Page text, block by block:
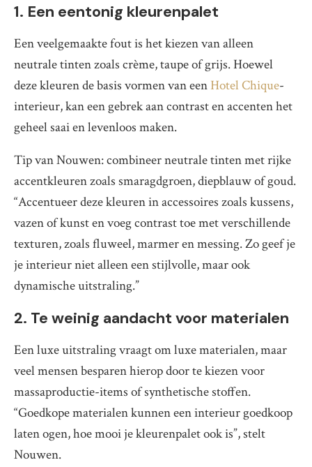
1. Een eentonig kleurenpalet
Een veelgemaakte fout is het kiezen van alleen
neutrale tinten zoals crème, taupe of grijs. Hoewel
deze kleuren de basis vormen van een Hotel Chique-
interieur, kan een gebrek aan contrast en accenten het
geheel saai en levenloos maken.
Tip van Nouwen: combineer neutrale tinten met rijke
accentkleuren zoals smaragdgroen, diepblauw of goud.
“Accentueer deze kleuren in accessoires zoals kussens,
vazen of kunst en voeg contrast toe met verschillende
texturen, zoals fluweel, marmer en messing. Zo geef je
je interieur niet alleen een stijlvolle, maar ook
dynamische uitstraling.”
2. Te weinig aandacht voor materialen
Een luxe uitstraling vraagt om luxe materialen, maar
veel mensen besparen hierop door te kiezen voor
massaproductie-items of synthetische stoffen.
“Goedkope materialen kunnen een interieur goedkoop
laten ogen, hoe mooi je kleurenpalet ook is”, stelt
Nouwen.